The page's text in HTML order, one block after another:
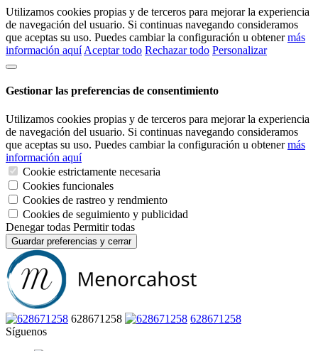
Utilizamos cookies propias y de terceros para mejorar la experiencia
de navegación del usuario. Si continuas navegando consideramos
que aceptas su uso. Puedes cambiar la configuración u obtenermás
información aquí Aceptar todo Rechazar todo Personalizar
Gestionar las preferencias de consentimiento
Utilizamos cookies propias y de terceros para mejorar la experiencia
de navegación del usuario. Si continuas navegando consideramos
que aceptas su uso. Puedes cambiar la configuración u obtenermás
información aquí
Cookie estrictamente necesaria
Cookies funcionales
Cookies de rastreo y rendmiento
Cookies de seguimiento y publicidad
Denegar todas Permitir todas
Guardar preferencias y cerrar
628671258
628671258
Síguenos